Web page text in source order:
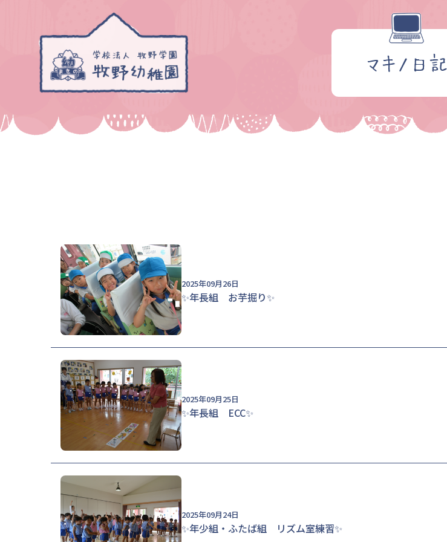
マキノ日記
2025年09月26日
✨年長組 お芋掘り✨
2025年09月25日
✨年長組 ECC✨
2025年09月24日
✨年少組・ふたば組 リズム室練習✨